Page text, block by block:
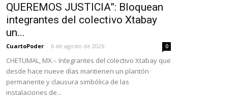
QUEREMOS JUSTICIA”: Bloquean
integrantes del colectivo Xtabay
un...
CuartoPoder - 6 de agosto de 2026 0
CHETUMAL, MX.– Integrantes del colectivo Xtabay que
desde hace nueve días mantienen un plantón
permanente y clausura simbólica de las
instalaciones de...